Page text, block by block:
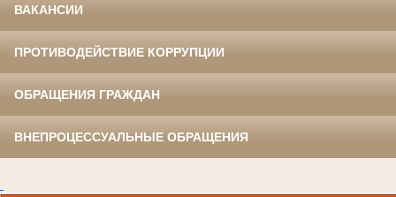
ВАКАНСИИ
ПРОТИВОДЕЙСТВИЕ КОРРУПЦИИ
ОБРАЩЕНИЯ ГРАЖДАН
ВНЕПРОЦЕССУАЛЬНЫЕ ОБРАЩЕНИЯ